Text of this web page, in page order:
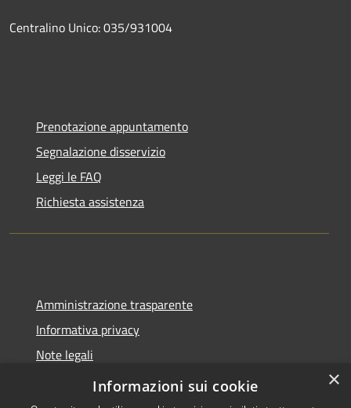
Centralino Unico: 035/931004
Prenotazione appuntamento
Segnalazione disservizio
Leggi le FAQ
Richiesta assistenza
Amministrazione trasparente
Informativa privacy
Note legali
Dichiarazione di accessibilità
×
Informazioni sui cookie